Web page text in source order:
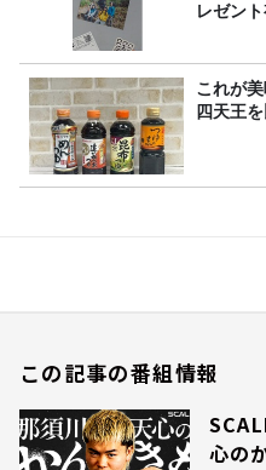
レゼント
これが
四天王
この記事の番組情報
心の